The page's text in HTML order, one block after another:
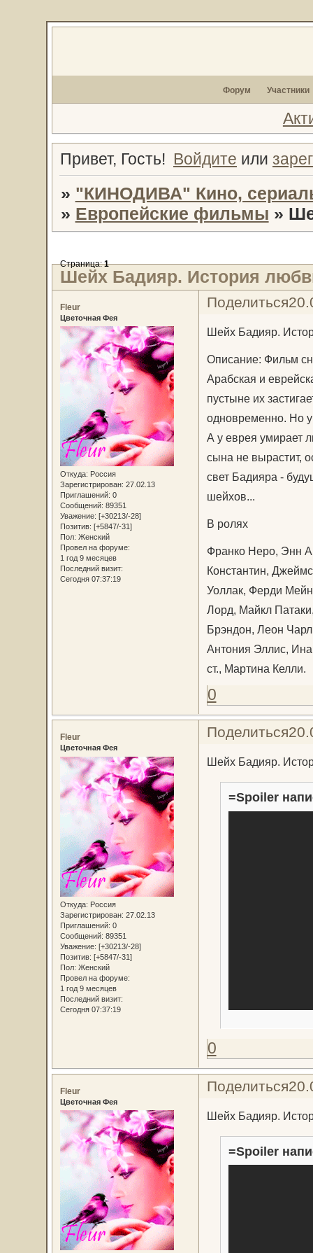
Форум Участники
Привет, Гость! Войдите или
» "КИНОДИВА" Кино,
» Европейские фильмы »
Шейх Бадияр. История
Страница:1
Поделиться
Fleur
Цветочная Фея
Откуда: Россия
Зарегистрирован: 27.02.13
Приглашений: 0
Сообщений: 89351
Уважение: [+30213/-28]
Позитив: [+5847/-31]
Пол: Женский
Провел на форуме:
1 год 9 месяцев
Последний визит:
Сегодня 07:37:19
Шейх Бадияр.
Описание: Фильм
Арабская и
пустыне их
одновременно. Но
А у еврея умирает
сына не вырастит,
свет Бадияра -
шейхов...
В ролях
Франко Неро, Энн
Константин,
Уоллак, Ферди
Лорд, Майкл
Брэндон, Леон
Антония Эллис, Ина
ст., Мартина Келли.
0
Поделиться
Fleur
Цветочная Фея
Откуда: Россия
Зарегистрирован: 27.02.13
Приглашений: 0
Сообщений: 89351
Уважение: [+30213/-28]
Позитив: [+5847/-31]
Пол: Женский
Провел на форуме:
1 год 9 месяцев
Последний визит:
Сегодня 07:37:19
Шейх Бадияр.
=Spoiler
0
Поделиться
Fleur
Цветочная Фея
Шейх Бадияр.
=Spoiler